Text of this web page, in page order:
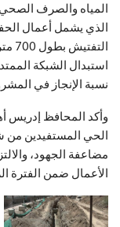
المياه والصرف الصحي
الذي يشمل أعمال
استبدال الشبكة
نسبة الإنجاز في المشروع حتى
وأكد المحافظ إدريس
الحي المستفيدين
مضاعفة الجهود،
الأعمال ضمن الفترة